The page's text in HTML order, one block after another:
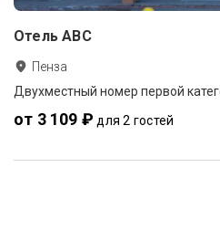
Отель ABC
Пенза
Двухместный номер первой
от 3 109 ₽ для 2 гостей